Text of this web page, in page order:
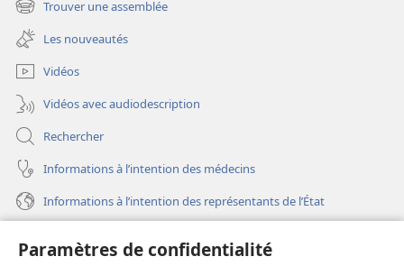
Paramètres de confidentialité
nouvelle
fenêtre)
Trouver une assemblée
(ouvre
une
nouvelle
fenêtre)
Les nouveautés
Vidéos
Vidéos avec audiodescription
Rechercher
Informations à l’intention des médecins
Informations à l’intention des représentants de l’État